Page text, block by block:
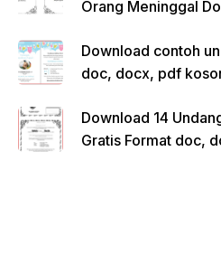
Orang Meninggal
Download contoh
doc, docx, pdf
Download 14
Gratis Format doc,